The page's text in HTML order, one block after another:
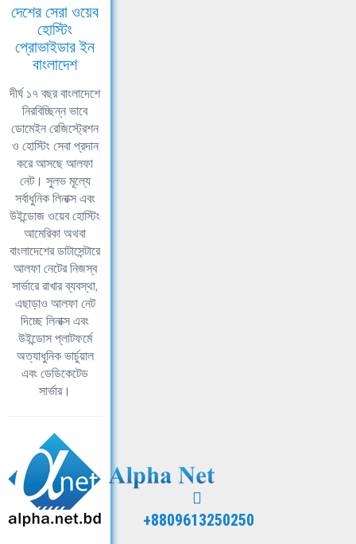
দেশের সেরা ওয়েব
হোস্টিং
প্রোভাইডার ইন
বাংলাদেশ
দীর্ঘ ১৭ বছর বাংলাদেশে
নিরবিচ্ছিন্ন ভাবে
ডোমেইন রেজিস্ট্রেশন
ও হোস্টিং সেবা প্রদান
করে আসছে আলফা
নেট। সুলভ মূল্যে
সর্বাধুনিক লিনাক্স এবং
উইন্ডোজ ওয়েব হোস্টিং
আমেরিকা অথবা
বাংলাদেশের ডাটাসেন্টারে
আলফা নেটের নিজস্ব
সার্ভারে রাখার ব্যবস্থা,
এছাড়াও আলফা নেট
দিচ্ছে লিনাক্স এবং
উইন্ডোস প্লাটফর্মে
অত্যাধুনিক ভার্চুয়াল
এবং ডেডিকেটেড
সার্ভার।
+8809613250250